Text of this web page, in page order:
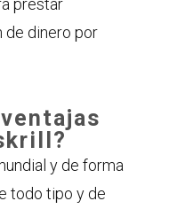
de dinero por
y de forma
todo tipo y de